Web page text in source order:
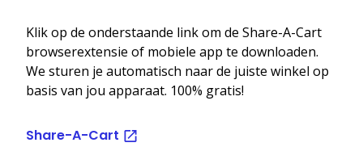
Klik op de onderstaande link om de Share-A-Cart
browserextensie of mobiele app te downloaden.
We sturen je automatisch naar de juiste winkel op
basis van jou apparaat. 100% gratis!
Share-A-Cart